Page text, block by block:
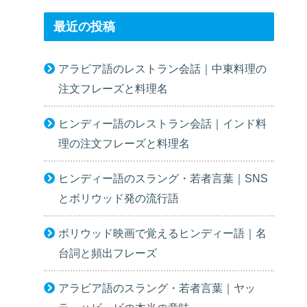
最近の投稿
アラビア語のレストラン会話｜中東料理の
注文フレーズと料理名
ヒンディー語のレストラン会話｜インド料
理の注文フレーズと料理名
ヒンディー語のスラング・若者言葉｜SNS
とボリウッド発の流行語
ボリウッド映画で覚えるヒンディー語｜名
台詞と頻出フレーズ
アラビア語のスラング・若者言葉｜ヤッ